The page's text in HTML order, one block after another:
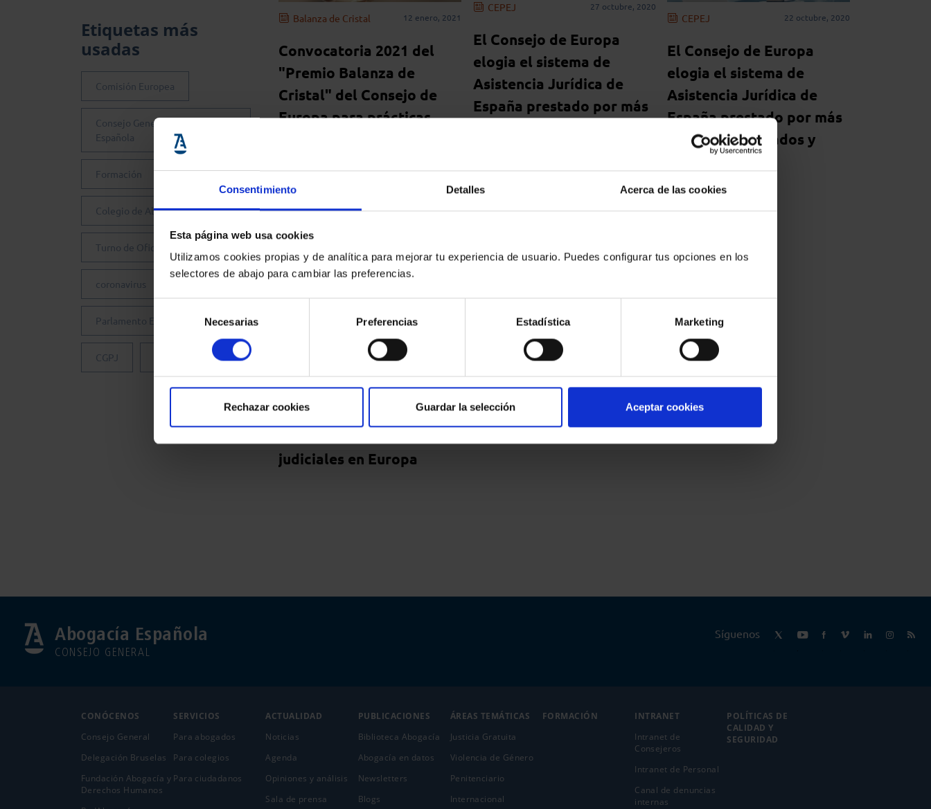
Consentimiento Detalles Acerca de las cookies
Esta página web usa cookies
Utilizamos cookies propias y de analítica para mejorar tu experiencia de usuario. Puedes configurar tus opciones en los
selectores de abajo para cambiar las preferencias.
Selección
de
consentimiento
Necesarias Preferencias Estadística Marketing
Rechazar cookies Guardar la selección Aceptar cookies
Etiquetas más
usadas
Comisión Europea
Consejo General de la Abogacía
Española
Formación UE
Colegio de Abogados de Madrid
Turno de Oficio
coronavirus
Parlamento Europeo
CGPJ Justicia Gratuita
Balanza de Cristal 12 enero, 2021
Convocatoria 2021 del
"Premio Balanza de
Cristal" del Consejo de
Europa para prácticas
y a la calidad de la justicia
CEPEJ 27 octubre, 2020
El Consejo de Europa
elogia el sistema de
Asistencia Jurídica de
España prestado por más
CEPEJ 22 octubre, 2020
El Consejo de Europa
elogia el sistema de
Asistencia Jurídica de
España prestado por más
de 46.000 abogados y
abogadas
09 octubre, 2018
Nuevo informe CEPEJ
sobre la eficacia y la
judiciales en Europa
Publicada una nueva
edición del informe
Abogacía Española
CONSEJO GENERAL
Síguenos
CONÓCENOS
Consejo General
Delegación Bruselas
Fundación Abogacía y
Derechos Humanos
SERVICIOS
Para abogados
Para colegios
Para ciudadanos
ACTUALIDAD
Noticias
Agenda
Opiniones y análisis
Sala de prensa
PUBLICACIONES
Biblioteca Abogacía
Abogacía en datos
Newsletters
Blogs
ÁREAS TEMÁTICAS
Justicia Gratuita
Violencia de Género
Penitenciario
Internacional
FORMACIÓN
INTRANET
Intranet de
Consejeros
Intranet de Personal
Canal de denuncias
internas
POLÍTICAS DE
CALIDAD Y
SEGURIDAD